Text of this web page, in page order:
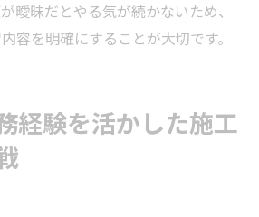
曖昧だとやる気が続かないため、
容を明確にすることが大切です。
経験を活かした施工